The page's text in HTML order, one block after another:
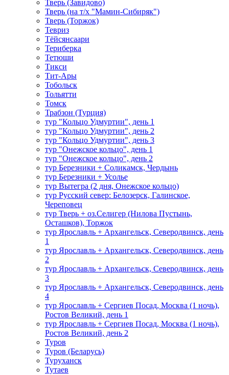
Тверь (Завидово)
Тверь (на т/х "Мамин-Сибиряк")
Тверь (Торжок)
Тевриз
Тёйсянсаари
Териберка
Тетюши
Тикси
Тит-Ары
Тобольск
Тольятти
Томск
Трабзон (Турция)
тур "Кольцо Удмуртии", день 1
тур "Кольцо Удмуртии", день 2
тур "Кольцо Удмуртии", день 3
тур "Онежское кольцо", день 1
тур "Онежское кольцо", день 2
тур Березники + Соликамск, Чердынь
тур Березники + Усолье
тур Вытегра (2 дня, Онежское кольцо)
тур Русский север: Белозерск, Галинское,
Череповец
тур Тверь + оз.Селигер (Нилова Пустынь,
Осташков), Торжок
тур Ярославль + Архангельск, Северодвинск, день
1
тур Ярославль + Архангельск, Северодвинск, день
2
тур Ярославль + Архангельск, Северодвинск, день
3
тур Ярославль + Архангельск, Северодвинск, день
4
тур Ярославль + Сергиев Посад, Москва (1 ночь),
Ростов Великий, день 1
тур Ярославль + Сергиев Посад, Москва (1 ночь),
Ростов Великий, день 2
Туров
Туров (Беларусь)
Туруханск
Тутаев